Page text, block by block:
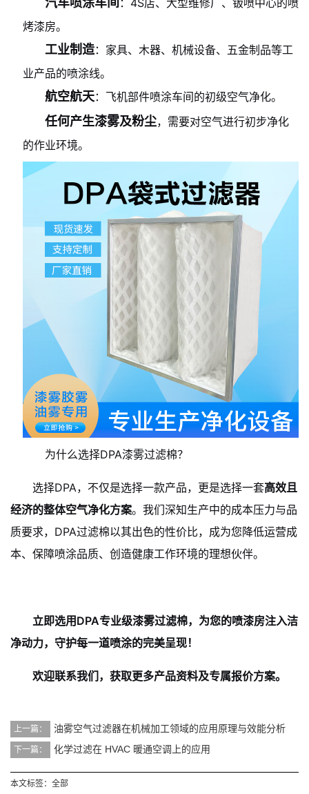
：4S店、大型维修厂、钣喷中心的喷
烤漆房。
工业制造：家具、木器、机械设备、五金制品等工
业产品的喷涂线。
航空航天：飞机部件喷涂车间的初级空气净化。
任何产生漆雾及粉尘，需要对空气进行初步净化
的作业环境。
为什么选择DPA漆雾过滤棉？
选择DPA，不仅是选择一款产品，更是选择一套高效且
经济的整体空气净化方案。我们深知生产中的成本压力与品
质要求，DPA过滤棉以其出色的性价比，成为您降低运营成
本、保障喷涂品质、创造健康工作环境的理想伙伴。
立即选用DPA专业级漆雾过滤棉，为您的喷漆房注入洁
净动力，守护每一道喷涂的完美呈现！
欢迎联系我们，获取更多产品资料及专属报价方案。
上一篇： 油雾空气过滤器在机械加工领域的应用原理与效能分析
下一篇： 化学过滤在 HVAC 暖通空调上的应⽤
本文标签： 全部